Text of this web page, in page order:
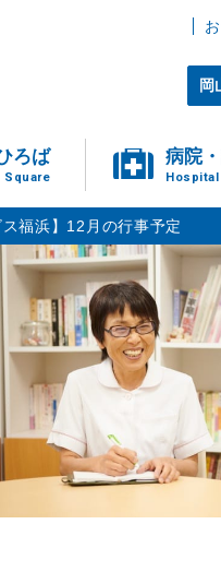
岡
ろば
Square
病院
ス福浜】12月の行事予定